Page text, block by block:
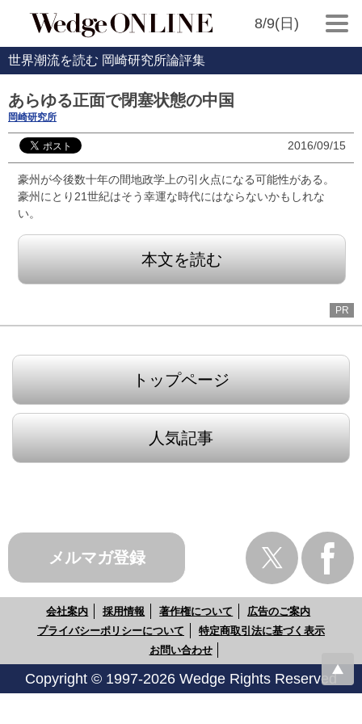
8/9(日)
世界潮流を読む 岡崎研究所論評集
あらゆる正面で閉塞状態の中国
岡崎研究所
2016/09/15
豪州が今後数十年の間地政学上の引火点になる可能性がある。
豪州にとり21世紀はそう幸運な時代にはならないかもしれな
い。
本文を読む
PR
トップページ
人気記事
メルマガ登録
会社案内 採用情報 著作権について
広告のご案内
プライバシーポリシーについて
特定商取引法に基づく表示
お問い合わせ
Copyright © 1997-2026 Wedge Rights Reserved